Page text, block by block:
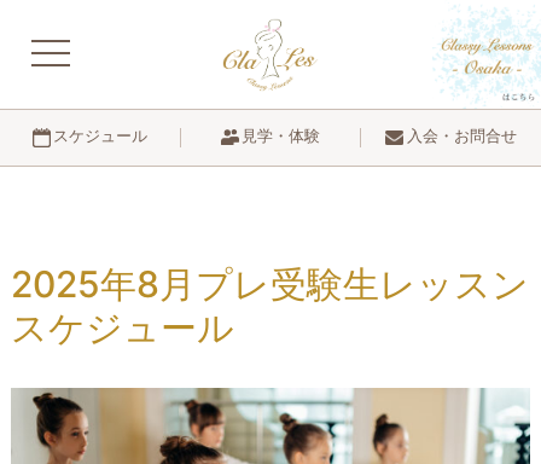
navigation
スケジュール 見学・体験 入会・お問合せ
2025年8月プレ受験生レッスン
スケジュール